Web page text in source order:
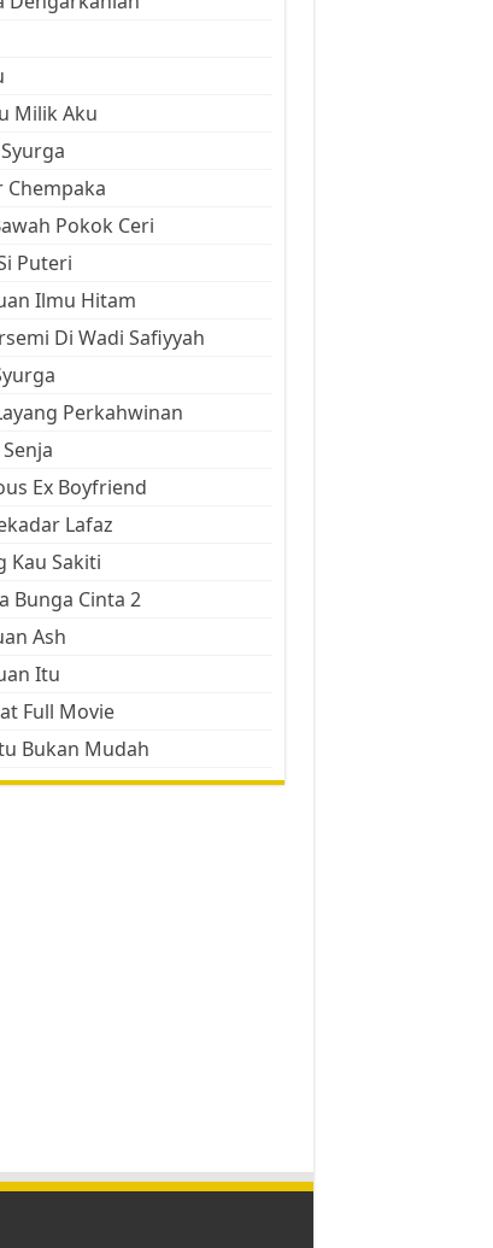
Milik Aku
Chempaka
Pokok Ceri
Puteri
Ilmu Hitam
Di Wadi Safiyyah
Perkahwinan
Ex Boyfriend
Lafaz
Kau Sakiti
Bunga Cinta 2
Ash
Itu
Full Movie
Bukan Mudah